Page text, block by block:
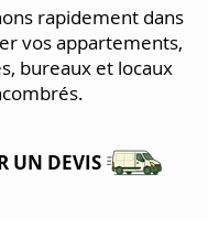
rapidement dans
vos appartements,
bureaux et locaux
UN DEVIS